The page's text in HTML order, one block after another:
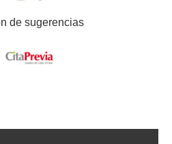
de sugerencias